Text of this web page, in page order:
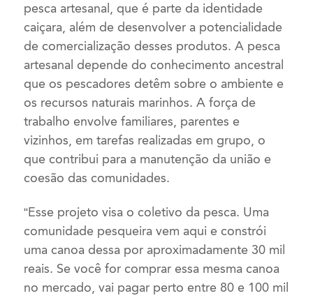
pesca artesanal, que é parte da identidade
caiçara, além de desenvolver a potencialidade
de comercialização desses produtos. A pesca
artesanal depende do conhecimento ancestral
que os pescadores detêm sobre o ambiente e
os recursos naturais marinhos. A força de
trabalho envolve familiares, parentes e
vizinhos, em tarefas realizadas em grupo, o
que contribui para a manutenção da união e
coesão das comunidades.
“Esse projeto visa o coletivo da pesca. Uma
comunidade pesqueira vem aqui e constrói
uma canoa dessa por aproximadamente 30 mil
reais. Se você for comprar essa mesma canoa
no mercado, vai pagar perto entre 80 e 100 mil